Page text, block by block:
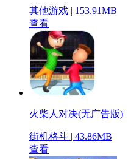
其他游戏 | 153.91MB
查看
火柴人对决(无广告版)
街机格斗 | 43.86MB
查看